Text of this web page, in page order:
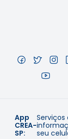
App
CREA-
SP:
Serviços
seu